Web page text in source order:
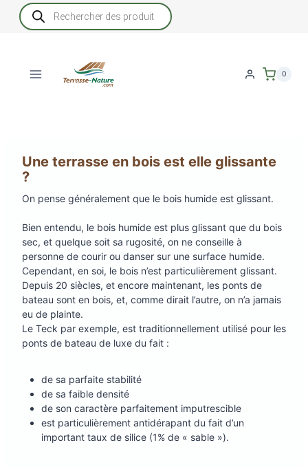
Recherche
de
produits
0
Une terrasse en bois est elle glissante
?
On pense généralement que le bois humide est glissant.
Bien entendu, le bois humide est plus glissant que du bois
sec, et quelque soit sa rugosité, on ne conseille à
personne de courir ou danser sur une surface humide.
Cependant, en soi, le bois n’est particulièrement glissant.
Depuis 20 siècles, et encore maintenant, les ponts de
bateau sont en bois, et, comme dirait l’autre, on n’a jamais
eu de plainte.
Le Teck par exemple, est traditionnellement utilisé pour les
ponts de bateau de luxe du fait :
de sa parfaite stabilité
de sa faible densité
de son caractère parfaitement imputrescible
est particulièrement antidérapant du fait d’un
important taux de silice (1% de « sable »).